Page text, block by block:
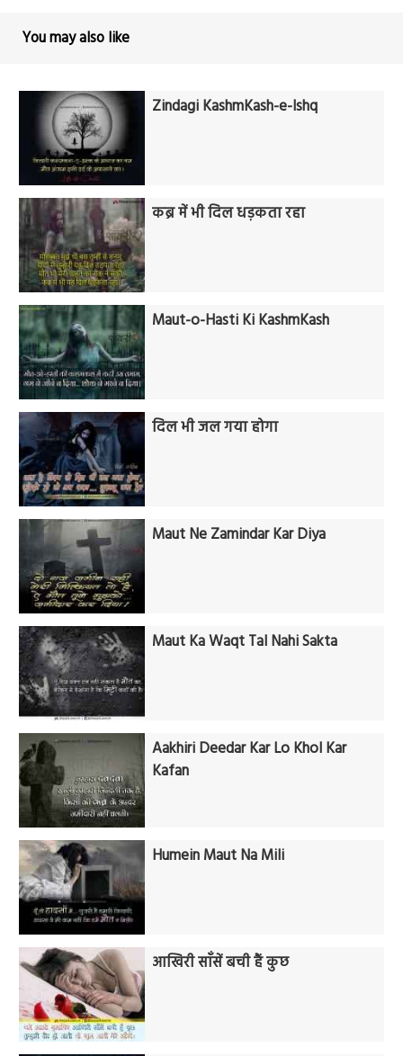
You may also like
Zindagi KashmKash-e-Ishq
कब्र में भी दिल धड़कता रहा
Maut-o-Hasti Ki KashmKash
दिल भी जल गया होगा
Maut Ne Zamindar Kar Diya
Maut Ka Waqt Tal Nahi Sakta
Aakhiri Deedar Kar Lo Khol Kar
Kafan
Humein Maut Na Mili
आखिरी साँसें बची हैं कुछ